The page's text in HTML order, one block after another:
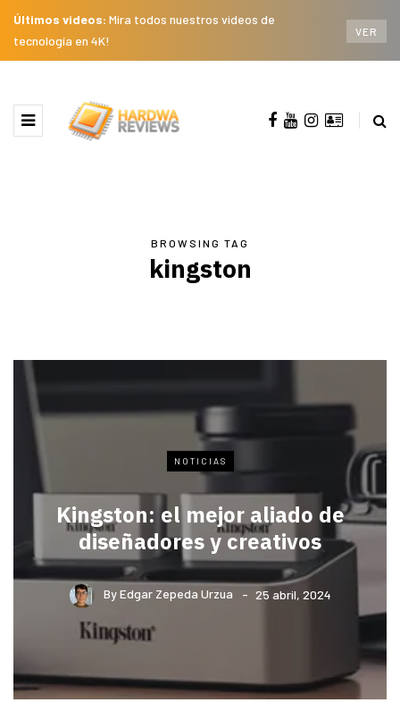
Últimos videos: Mira todos nuestros videos de
tecnología en 4K!
VER
BROWSING TAG
kingston
NOTICIAS
Kingston: el mejor aliado de
diseñadores y creativos
ByEdgar Zepeda Urzua 25 abril, 2024